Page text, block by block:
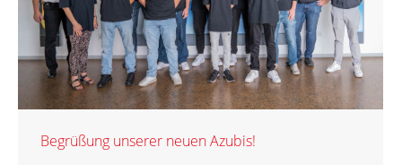
Begrüßung unserer neuen Azubis!